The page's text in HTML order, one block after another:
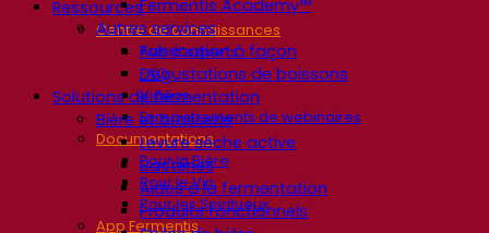
Ressources
Centre de connaissances
Avis d’experts
FAQ
Vidéos
Enregistrements de webinaires
Documentations
Pour la Bière
Pour le Vin
Pour les Spiritueux
App Fermentis
Fermentis Academy™
Autres services
Fabrication à façon
Dégustations de boissons
Solutions de fermentation
Bière et brasserie
Levure sèche active
Bactéries
Aides à la fermentation
Produits fonctionnels